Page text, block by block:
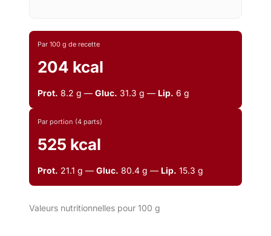
Par 100 g de recette
204 kcal
Prot. 8.2 g — Gluc. 31.3 g — Lip. 6 g
Par portion (4 parts)
525 kcal
Prot. 21.1 g — Gluc. 80.4 g — Lip. 15.3 g
Valeurs nutritionnelles pour 100 g